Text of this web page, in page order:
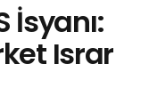
İsyanı:
Israr